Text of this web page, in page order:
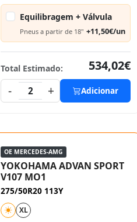
Equilibragem + Válvula
Pneus a partir de 18" +11,50€/un
Total Estimado:
534,02€
-
2 + Adicionar
OE MERCEDES-AMG
YOKOHAMA ADVAN SPORT
V107 MO1
275/50R20 113Y
XL